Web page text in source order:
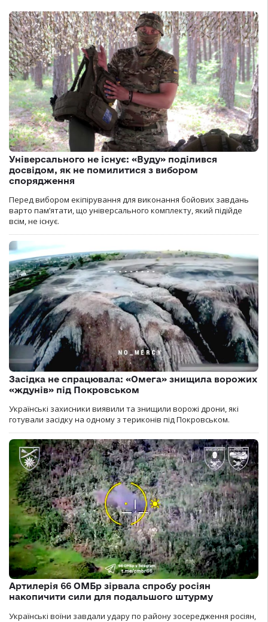
Універсального не існує: «Вуду» поділився
досвідом, як не помилитися з вибором
спорядження
Перед вибором екіпірування для виконання бойових завдань
варто пам’ятати, що універсального комплекту, який підійде
всім, не існує.
Засідка не спрацювала: «Омега» знищила ворожих
«ждунів» під Покровськом
Українські захисники виявили та знищили ворожі дрони, які
готували засідку на одному з териконів під Покровськом.
Артилерія 66 ОМБр зірвала спробу росіян
накопичити сили для подальшого штурму
Українські воїни завдали удару по району зосередження росіян,